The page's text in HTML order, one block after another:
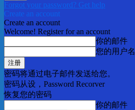
Forgot your password? Get help
Create an account
Create an account
Welcome! Register for an account
你的邮件
您的用户名
密码将通过电子邮件发送给您。
密码从设，Password Recorver
恢复您的密码
你的邮件